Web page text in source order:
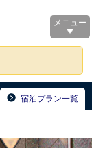
メニュー
宿泊プラン一覧